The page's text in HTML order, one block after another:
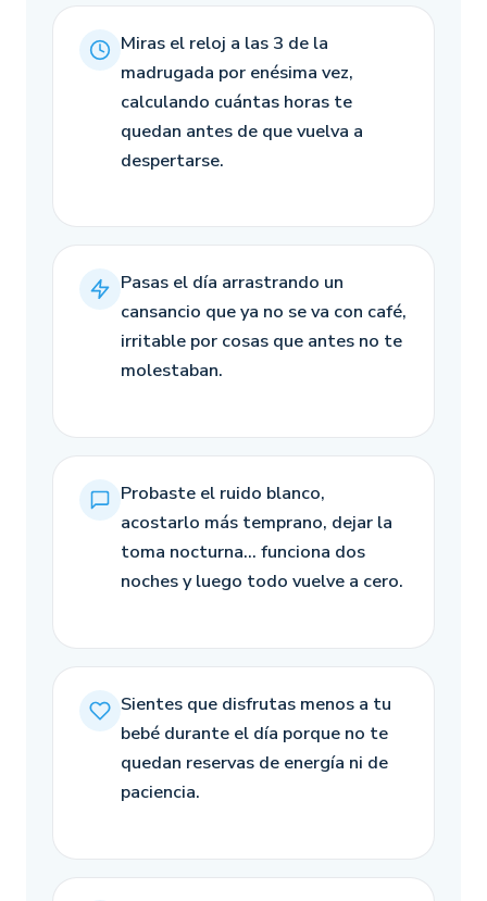
Miras el reloj a las 3 de la
madrugada por enésima vez,
calculando cuántas horas te
quedan antes de que vuelva a
despertarse.
Pasas el día arrastrando un
cansancio que ya no se va con café,
irritable por cosas que antes no te
molestaban.
Probaste el ruido blanco,
acostarlo más temprano, dejar la
toma nocturna… funciona dos
noches y luego todo vuelve a cero.
Sientes que disfrutas menos a tu
bebé durante el día porque no te
quedan reservas de energía ni de
paciencia.